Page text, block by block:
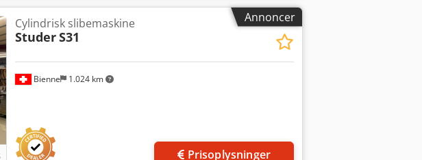
Annoncer
Bienne 1.024 km
Cylindrisk slibemaskine
StuderS31
Prisoplysninger